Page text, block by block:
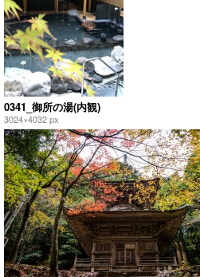
0341_御所の湯(内観)
3024×4032 px